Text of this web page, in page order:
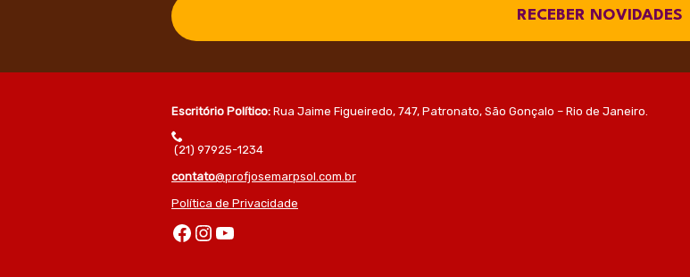
RECEBER NOVIDADES
Escritório Político: Rua Jaime Figueiredo, 747, Patronato, São Gonçalo – Rio de Janeiro.
(21) 97925-1234
contato@profjosemarpsol.com.br
Política de Privacidade
Facebook Instagram Youtube